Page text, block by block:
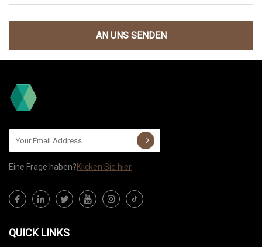
AN UNS SENDEN
Eine Frage haben?Klicken Sie hier
QUICK LINKS